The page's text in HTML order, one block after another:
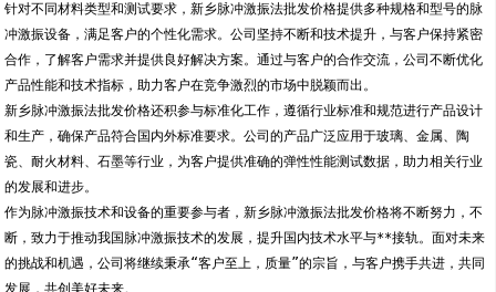
针对不同材料类型和测试要求，新乡脉冲激振法批发价格提供多种规格和型号的脉
冲激振设备，满足客户的个性化需求。公司坚持不断和技术提升，与客户保持紧密
合作，了解客户需求并提供良好解决方案。通过与客户的合作交流，公司不断优化
产品性能和技术指标，助力客户在竞争激烈的市场中脱颖而出。
新乡脉冲激振法批发价格还积参与标准化工作，遵循行业标准和规范进行产品设计
和生产，确保产品符合国内外标准要求。公司的产品广泛应用于玻璃、金属、陶
瓷、耐火材料、石墨等行业，为客户提供准确的弹性性能测试数据，助力相关行业
的发展和进步。
作为脉冲激振技术和设备的重要参与者，新乡脉冲激振法批发价格将不断努力，不
断，致力于推动我国脉冲激振技术的发展，提升国内技术水平与**接轨。面对未来
的挑战和机遇，公司将继续秉承“客户至上，质量”的宗旨，与客户携手共进，共同
发展，共创美好未来。